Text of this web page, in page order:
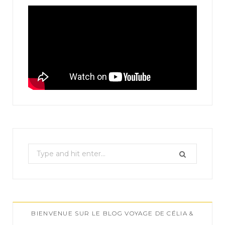
e
c
hBIENVENUE SUR LE BLOG VOYAGE DE CÉLIA &